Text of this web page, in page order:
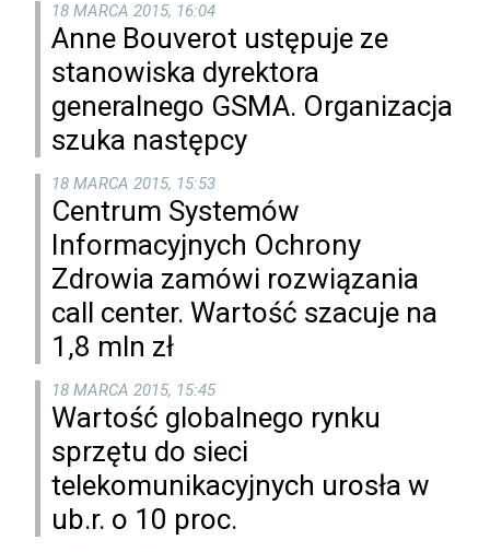
18 MARCA 2015, 16:04
Anne Bouverot ustępuje ze
stanowiska dyrektora
generalnego GSMA. Organizacja
szuka następcy
18 MARCA 2015, 15:53
Centrum Systemów
Informacyjnych Ochrony
Zdrowia zamówi rozwiązania
call center. Wartość szacuje na
1,8 mln zł
18 MARCA 2015, 15:45
Wartość globalnego rynku
sprzętu do sieci
telekomunikacyjnych urosła w
ub.r. o 10 proc.